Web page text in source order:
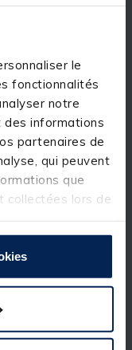
le
fonctionnalités
notre
informations
partenaires de
qui peuvent
que
collectées lors de
équilibre
puissance.
adapté à
11m50